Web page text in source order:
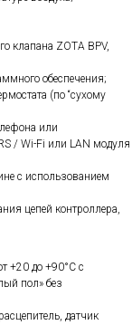
клапана ZOTA BPV,
обеспечения;
(по “сухому
или
/ Wi-Fi или LAN модуля
с использованием
цепей контроллера,
+20 до +90°С с
пол» без
датчик